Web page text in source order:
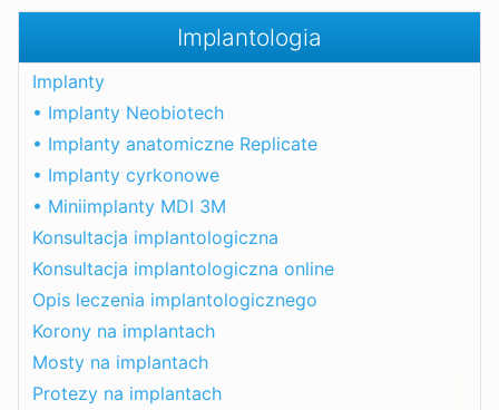
Implantologia
Implanty
• Implanty Neobiotech
• Implanty anatomiczne Replicate
• Implanty cyrkonowe
• Miniimplanty MDI 3M
Konsultacja implantologiczna
Konsultacja implantologiczna online
Opis leczenia implantologicznego
Korony na implantach
Mosty na implantach
Protezy na implantach